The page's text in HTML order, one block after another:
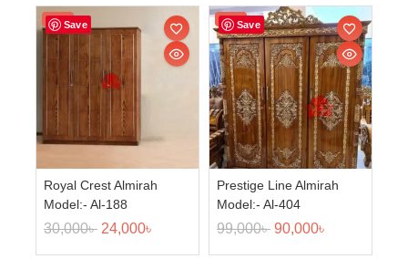
Save
Sale!
Royal Crest Almirah
Model:- Al-188
30,000৳ 24,000৳
Save
Sale!
Prestige Line Almirah
Model:- Al-404
99,000৳ 90,000৳